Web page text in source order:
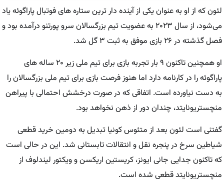
لئون که از او به عنوان یکی از آینده دار ترین ستاره های فوتبال پاراگوئه یاد
می‌شود، از سال ۲۰۲۳ به عضویت تیم بزرگسالان سرو پورتنو درآمده بود و
فصل گذشته در ۲۶ بازی موفق به ثبت ۳ گل شد.
او همچنین تاکنون ۹ بار تجربه بازی برای تیم ملی زیر ۲۰ ساله های
پاراگوئه را در کارنامه دارد اما هنوز فرصت بازی برای تیم ملی بزرگسالان را
به دست نیاورده است. اتفاقی که در صورت درخشش احتمالی با پیراهن
منچستریونایتد، چندان دور از ذهن نخواهد بود.
گفتنی است لئون بعد از متئوس کونیا تبدیل به دومین خرید قطعی
شیاطین سرخ در پنجره نقل و انتقالات تابستانی شد. این در حالی است
که تاکنون جدایی جانی ایونز، کریستین اریکسن و ویکتور لیندلوف از
منچستریونایتد قطعی شده است.